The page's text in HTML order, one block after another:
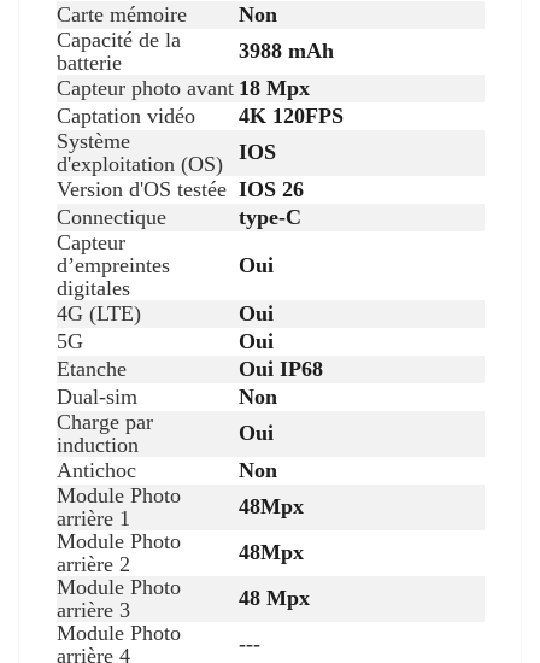
Carte mémoire
Non
Capacité de la
batterie
3988 mAh
Capteur photo avant 18 Mpx
Captation vidéo
4K 120FPS
Système
d'exploitation (OS)
IOS
Version d'OS testée IOS 26
Connectique
type-C
Capteur
d’empreintes
digitales
Oui
4G (LTE)
Oui
5G
Oui
Etanche
Oui IP68
Dual-sim
Non
Charge par
induction
Oui
Antichoc
Non
Module Photo
arrière 1
48Mpx
Module Photo
arrière 2
48Mpx
Module Photo
arrière 3
48 Mpx
Module Photo
arrière 4
---